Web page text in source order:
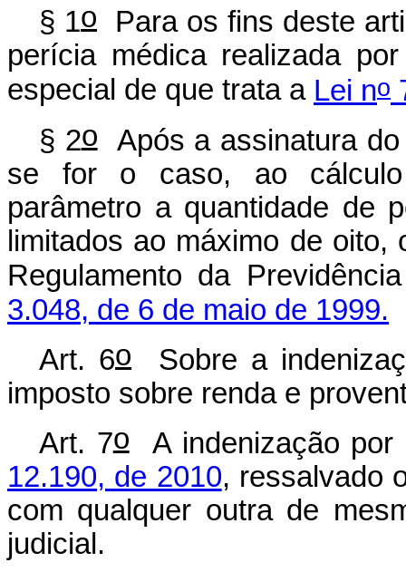
§ 1o Para os fins deste
perícia médica realizada
especial de que trata a Lei no
§ 2oApós a assinatura do
se for o caso, ao cálculo
parâmetro a quantidade de
limitados ao máximo de
Regulamento da
3.048, de 6 de maio de 1999.
Art. 6oSobre a
imposto sobre renda e
Art. 7oA indenização por
12.190, de 2010, ressalvado
com qualquer outra de
judicial.